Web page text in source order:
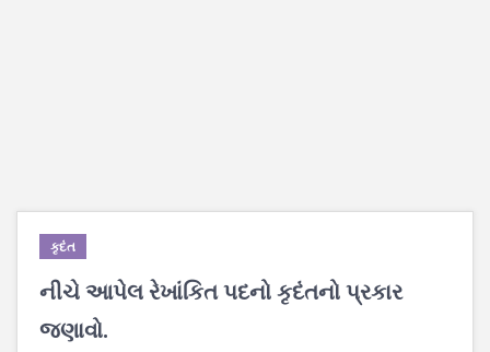
કૃદંત
નીચે આપેલ રેખાંકિત પદનો કૃદંતનો પ્રકાર
જણાવો.